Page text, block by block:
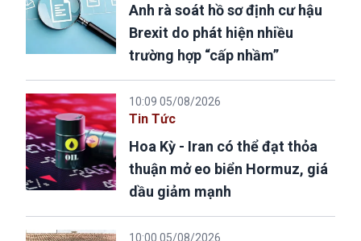
Anh rà soát hồ sơ định cư hậu
Brexit do phát hiện nhiều
trường hợp “cấp nhầm”
10:09 05/08/2026
Tin Tức
Hoa Kỳ - Iran có thể đạt thỏa
thuận mở eo biển Hormuz, giá
dầu giảm mạnh
10:00 05/08/2026